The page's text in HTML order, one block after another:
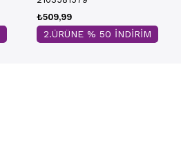
₺509,99
2.ÜRÜNE % 50 İNDİRİM